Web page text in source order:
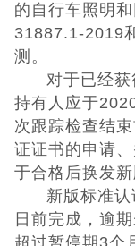
日本PSE认证
ECE认证
澳洲SAA认证
ISO体系认证
美国认证
的自行车照明
31887.1-2019
测。
对于已经获
持有人应于
次跟踪检查结
证证书的申请
于合格后换发新
新版标准认
日前完成，逾
超过暂停期3个